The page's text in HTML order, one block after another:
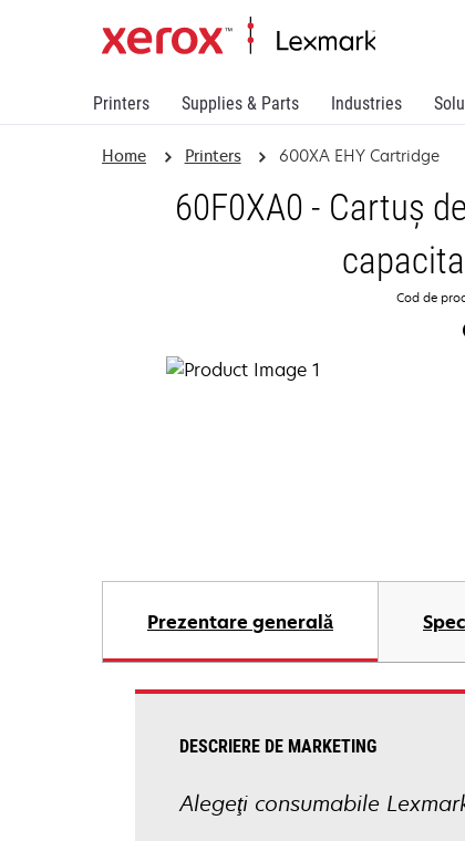
Printers Supplies & Parts Industries
Home Printers 600XA EHY Cartridge
60F0XA0 - Cartuş
Cod de
Prezentare generală
DESCRIERE DE MARKETING
Alegeţi consumabile